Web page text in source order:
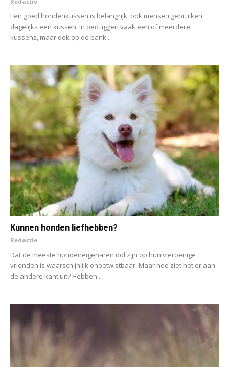
Een goed hondenkussen is belangrijk: ook mensen gebruiken
dagelijks een kussen. In bed liggen vaak een of meerdere
kussens, maar ook op de bank...
Kunnen honden liefhebben?
Redactie
Dat de meeste hondeneigenaren dol zijn op hun vierbenige
vrienden is waarschijnlijk onbetwistbaar. Maar hoe ziet het er aan
de andere kant uit? Hebben...